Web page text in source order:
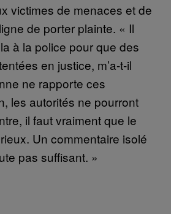
victimes de menaces et de
de porter plainte. « Il
à la police pour que des
en justice, m’a-t-il
ne rapporte ces
les autorités ne pourront
il faut vraiment que le
Un commentaire isolé
pas suffisant. »